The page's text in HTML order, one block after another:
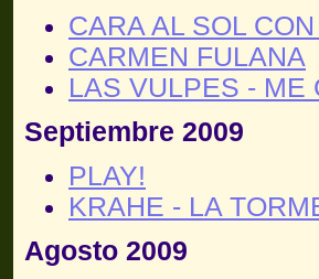
CARA AL SOL
CARMEN FULANA
LAS VULPES - ME
Septiembre 2009
PLAY!
KRAHE - LA
Agosto 2009